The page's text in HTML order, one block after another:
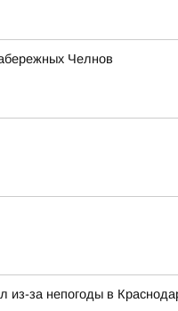
Челнов
из-за непогоды в